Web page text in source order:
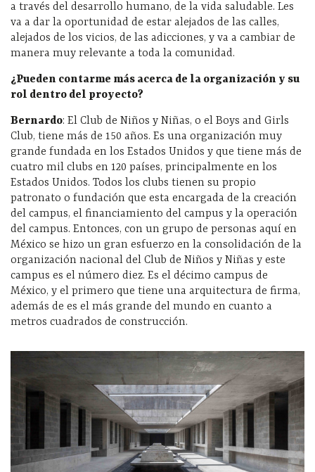
a través del desarrollo humano, de la vida saludable. Les
va a dar la oportunidad de estar alejados de las calles,
alejados de los vicios, de las adicciones, y va a cambiar de
manera muy relevante a toda la comunidad.
¿Pueden contarme más acerca de la organización y su
rol dentro del proyecto?
Bernardo: El Club de Niños y Niñas, o el Boys and Girls
Club, tiene más de 150 años. Es una organización muy
grande fundada en los Estados Unidos y que tiene más de
cuatro mil clubs en 120 países, principalmente en los
Estados Unidos. Todos los clubs tienen su propio
patronato o fundación que esta encargada de la creación
del campus, el financiamiento del campus y la operación
del campus. Entonces, con un grupo de personas aquí en
México se hizo un gran esfuerzo en la consolidación de la
organización nacional del Club de Niños y Niñas y este
campus es el número diez. Es el décimo campus de
México, y el primero que tiene una arquitectura de firma,
además de es el más grande del mundo en cuanto a
metros cuadrados de construcción.